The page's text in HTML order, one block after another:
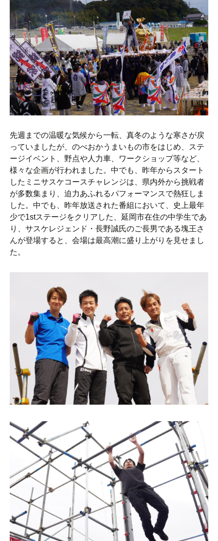
先週までの温暖な気候から一転、真冬のような寒さが戻
っていましたが、のべおかうまいもの市をはじめ、ステ
ージイベント、野点や人力車、ワークショップ等など、
様々な企画が行われました。中でも、昨年からスタート
したミニサスケコースチャレンジは、県内外から挑戦者
が多数集まり、迫力あふれるパフォーマンスで熱狂しま
した。中でも、昨年放送された番組において、史上最年
少で1stステージをクリアした、延岡市在住の中学生であ
り、サスケレジェンド・長野誠氏のご長男である塊王さ
んが登場すると、会場は最高潮に盛り上がりを見せまし
た。